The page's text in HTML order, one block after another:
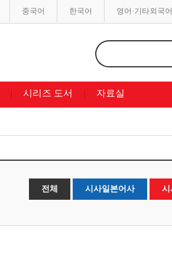
중국어 한국어 영어·기타외국어
시리즈 도서 자료실
전체 시사일본어사 시